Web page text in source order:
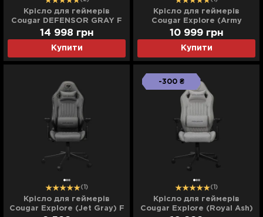
Крісло для геймерів
Cougar DEFENSOR GRAY F
(Gray) (UA)
Купити
14 998 грн
Крісло для геймерів
Cougar Explore (Army
Green) F
Купити
10 999 грн
(1)
Крісло для геймерів
Cougar Explore (Jet Gray) F
-300 ₴
(1)
Крісло для геймерів
Cougar Explore (Royal Ash)